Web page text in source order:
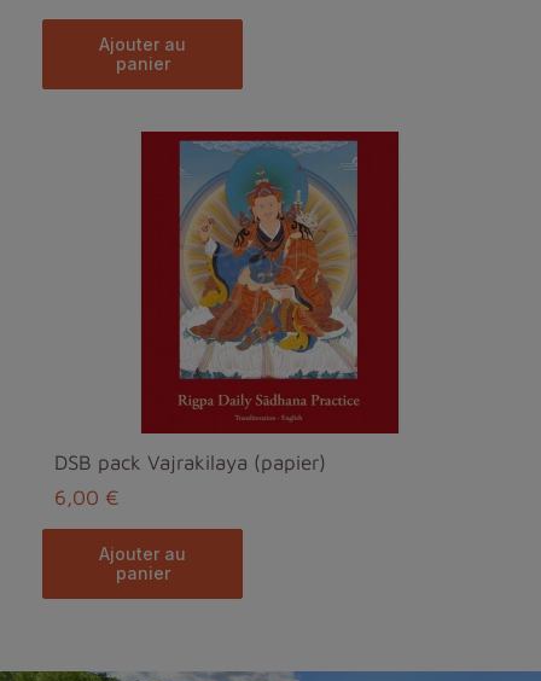
ajouter au
panier
DSB pack Vajrakilaya (papier)
6,00 €
ajouter au
panier